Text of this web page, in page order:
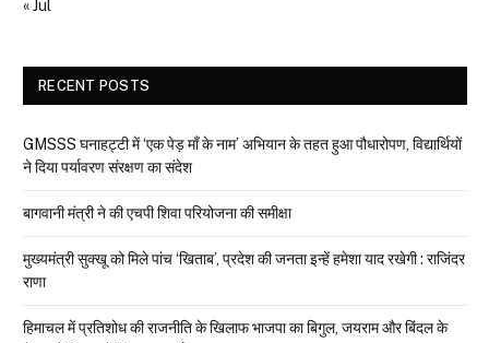
« Jul
RECENT POSTS
GMSSS घनाहट्टी में ‘एक पेड़ माँ के नाम’ अभियान के तहत हुआ पौधारोपण, विद्यार्थियों
ने दिया पर्यावरण संरक्षण का संदेश
बागवानी मंत्री ने की एचपी शिवा परियोजना की समीक्षा
मुख्यमंत्री सुक्खू को मिले पांच ‘खिताब’, प्रदेश की जनता इन्हें हमेशा याद रखेगी : राजिंदर
राणा
हिमाचल में प्रतिशोध की राजनीति के खिलाफ भाजपा का बिगुल, जयराम और बिंदल के